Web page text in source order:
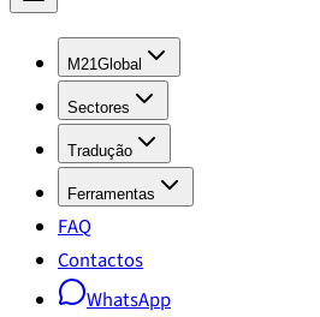
M21Global
Sectores
Tradução
Ferramentas
FAQ
Contactos
WhatsApp